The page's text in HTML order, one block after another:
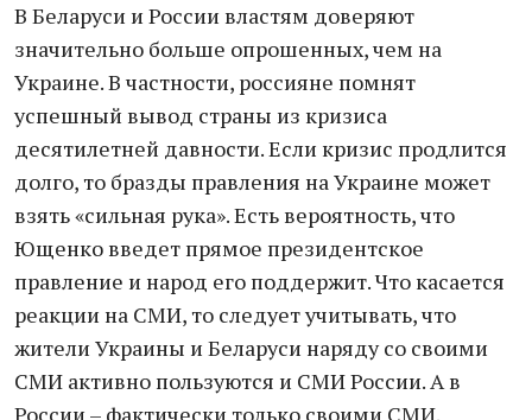
В Беларуси и России властям доверяют
значительно больше опрошенных, чем на
Украине. В частности, россияне помнят
успешный вывод страны из кризиса
десятилетней давности. Если кризис продлится
долго, то бразды правления на Украине может
взять «сильная рука». Есть вероятность, что
Ющенко введет прямое президентское
правление и народ его поддержит. Что касается
реакции на СМИ, то следует учитывать, что
жители Украины и Беларуси наряду со своими
СМИ активно пользуются и СМИ России. А в
России – фактически только своими СМИ.